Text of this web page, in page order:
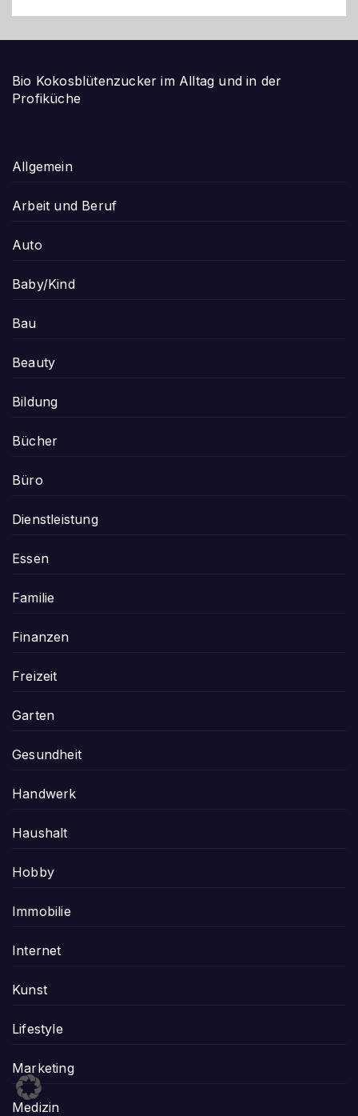
Bio Kokosblütenzucker im Alltag und in der
Profiküche
Allgemein
Arbeit und Beruf
Auto
Baby/Kind
Bau
Beauty
Bildung
Bücher
Büro
Dienstleistung
Essen
Familie
Finanzen
Freizeit
Garten
Gesundheit
Handwerk
Haushalt
Hobby
Immobilie
Internet
Kunst
Lifestyle
Marketing
Medizin